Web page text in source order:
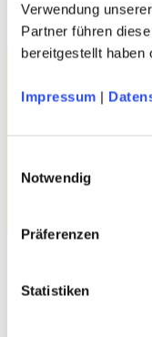
Verwendung
Partner führen
bereitgestellt haben
Impressum |
Notwendig
Präferenzen
Statistiken
Mintgrün - Größe 40-43
Service